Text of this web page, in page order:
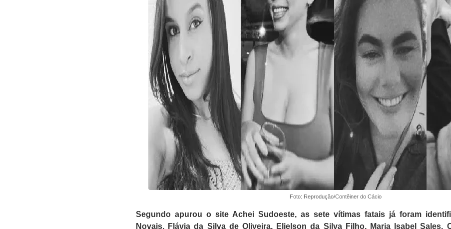
Foto: Reprodução/Contêiner do Cácio
Segundo apurou o site Achei Sudoeste, as sete vítimas fatais já foram
Novais, Flávia da Silva de Oliveira, Elielson da Silva Filho, Maria Isabel Sales,